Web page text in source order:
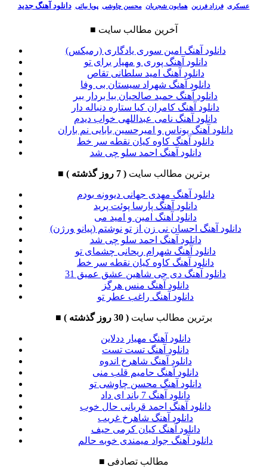
عسکری فرزاد فرزین همایون شجریان محسن چاوشی پویا بیاتی دانلود آهنگ جدید
■ آخرین مطالب سایت
دانلود آهنگ امین سوری یادگاری (رمیکس)
دانلود آهنگ پوری و مهیار برای تو
دانلود آهنگ امید سلطانی تقاص
دانلود آهنگ شهراد سیستان بی وفا
دانلود آهنگ حمید صالحیان بیا بردار ببر
دانلود آهنگ کامران کیا ستاره دنباله دار
دانلود آهنگ نامی عبداللهی خواب دیدم
دانلود آهنگ یوناس و امیرحسین بابایی نم باران
دانلود آهنگ کاوه کیان نقطه سر خط
دانلود آهنگ احمد سلو چی شد
■ برترین مطالب سایت( 7 روز گذشته )
دانلود آهنگ مهدی جهانی دیوونه بودم
دانلود آهنگ پارسا پوئت پرید
دانلود آهنگ امین و امید می
دانلود آهنگ احسان نی زن از تو نوشتم (پیانو ورژن)
دانلود آهنگ احمد سلو چی شد
دانلود آهنگ شهرام ریحانی چشمای تو
دانلود آهنگ کاوه کیان نقطه سر خط
دانلود آهنگ دی جی شاهین عشق عمیق 31
دانلود آهنگ منس هرگز
دانلود آهنگ راغب عطر تو
■ برترین مطالب سایت( 30 روز گذشته )
دانلود آهنگ مهیار ددلاین
دانلود آهنگ تست تست
دانلود آهنگ شاهرخ اندوه
دانلود آهنگ حامیم قلب منی
دانلود آهنگ محسن چاوشی تو
دانلود آهنگ 7 باند ای داد
دانلود آهنگ احمد قربانی حال خوب
دانلود آهنگ شاهرخ غریب
دانلود آهنگ کیان کرمی حیف
دانلود آهنگ جواد میمندی خوبه حالم
■ مطالب تصادفی